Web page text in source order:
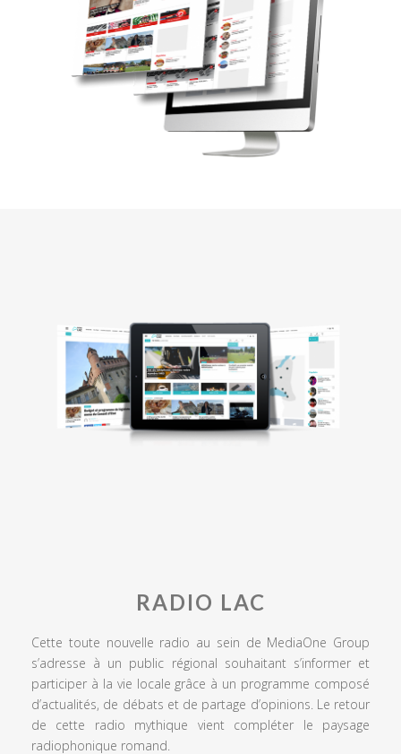
RADIO LAC
Cette toute nouvelle radio au sein de MediaOne Group
s’adresse à un public régional souhaitant s’informer et
participer à la vie locale grâce à un programme composé
d’actualités, de débats et de partage d’opinions. Le retour
de cette radio mythique vient compléter le paysage
radiophonique romand.